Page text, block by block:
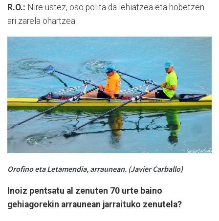
R.O.: Nire ustez, oso polita da lehiatzea eta hobetzen
ari zarela ohartzea.
Orofino eta Letamendia, arraunean. (Javier Carballo)
Inoiz pentsatu al zenuten 70 urte baino
gehiagorekin arraunean jarraituko zenutela?